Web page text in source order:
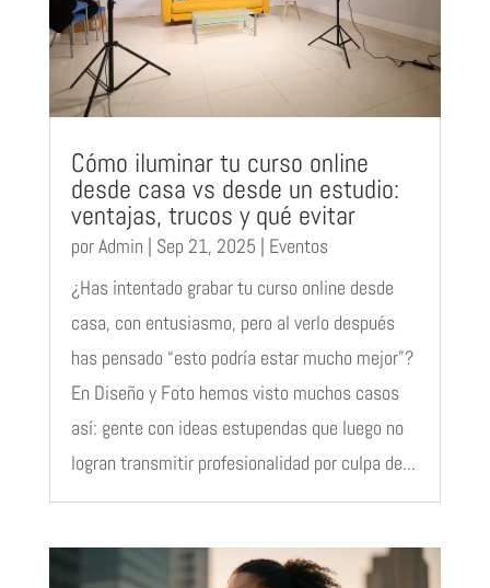
Cómo iluminar tu curso online
desde casa vs desde un estudio:
ventajas, trucos y qué evitar
porAdmin | Sep 21, 2025 | Eventos
¿Has intentado grabar tu curso online desde
casa, con entusiasmo, pero al verlo después
has pensado “esto podría estar mucho mejor”?
En Diseño y Foto hemos visto muchos casos
así: gente con ideas estupendas que luego no
logran transmitir profesionalidad por culpa de...